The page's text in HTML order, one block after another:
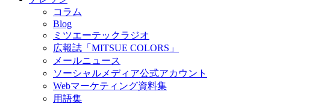
コラム
Blog
ミツエーテックラジオ
広報誌「MITSUE COLORS」
メールニュース
ソーシャルメディア公式アカウント
Webマーケティング資料集
用語集